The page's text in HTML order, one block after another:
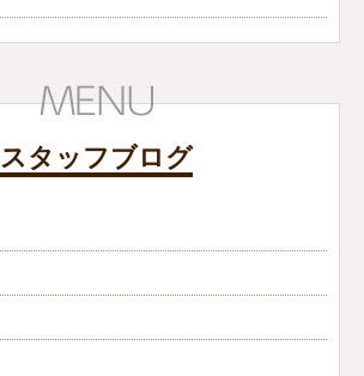
スタッフブログ